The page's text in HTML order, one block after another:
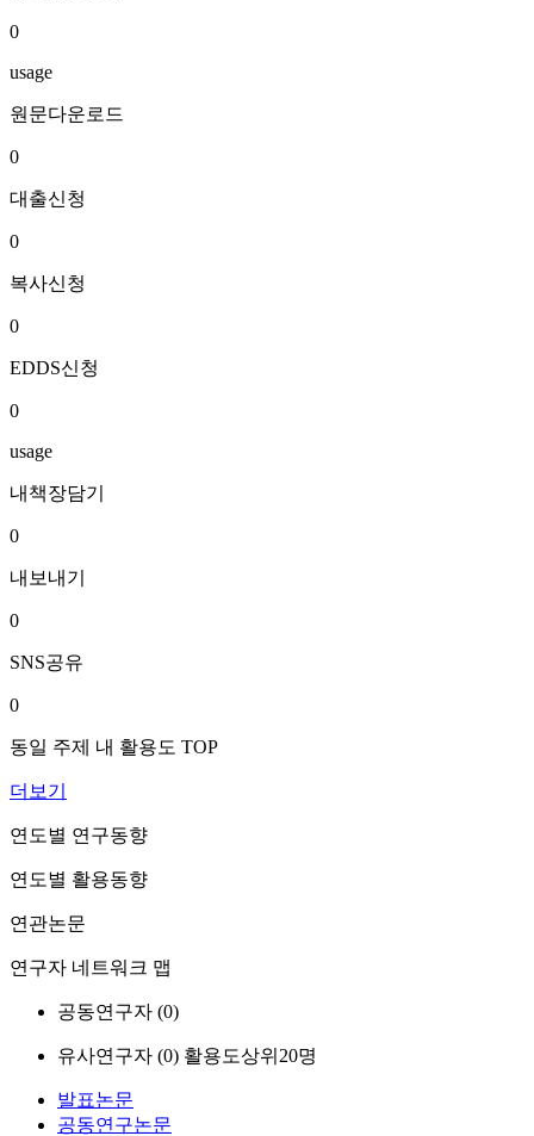
0
usage
원문다운로드
0
대출신청
0
복사신청
0
EDDS신청
0
usage
내책장담기
0
내보내기
0
SNS공유
0
동일 주제 내 활용도 TOP
더보기
연도별 연구동향
연도별 활용동향
연관논문
연구자 네트워크 맵
공동연구자 (0)
유사연구자 (0) 활용도상위20명
발표논문
공동연구논문